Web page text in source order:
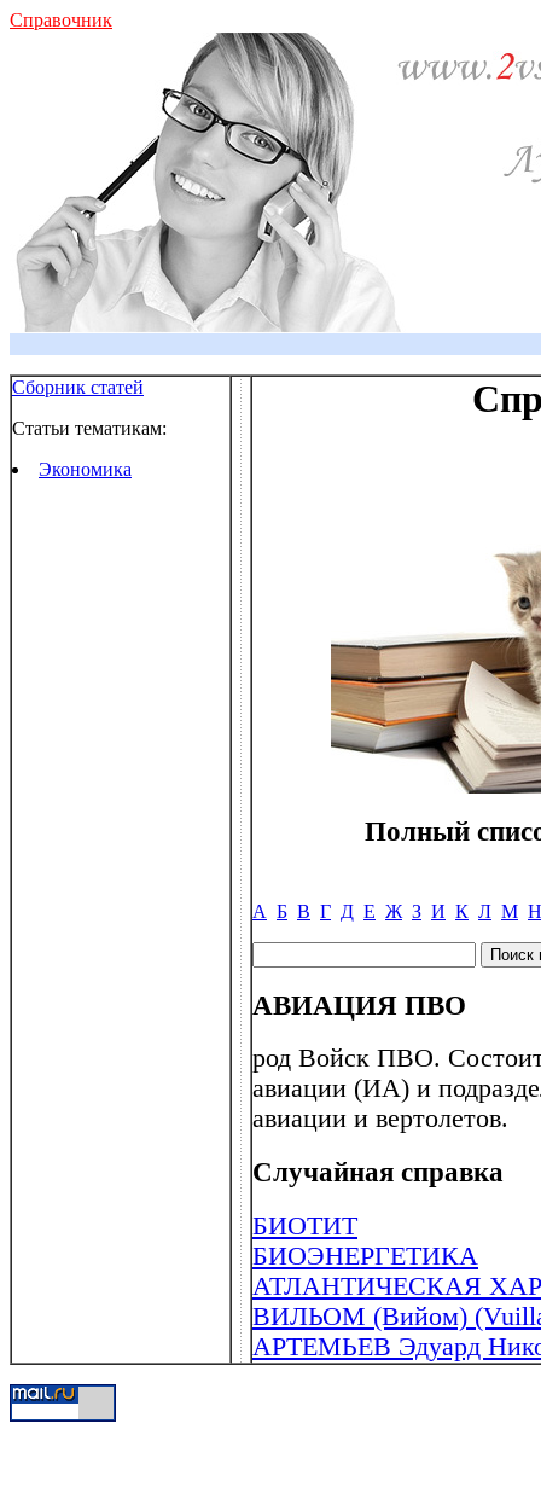
Справочник
Сборник статей
Статьи тематикам:
Экономика
Полный
А Б В Г Д Е Ж З И К Л М Н
АВИАЦИЯ ПВО
род Войск ПВО. Состоит
авиации (ИА) и
авиации и вертолетов.
Случайная справка
БИОТИТ
БИОЭНЕРГЕТИКА
АТЛАНТИЧЕСКАЯ
ВИЛЬОМ (Вийом)
АРТЕМЬЕВ Эдуард